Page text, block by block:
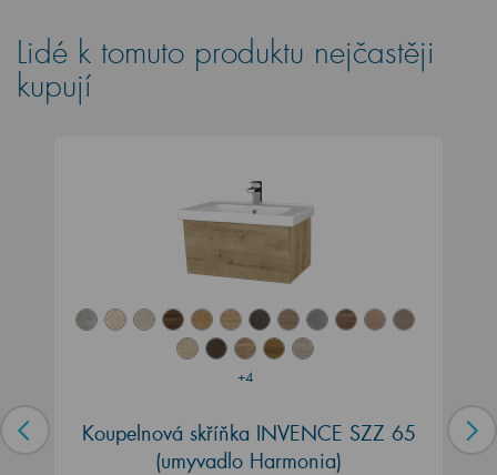
Lidé k tomuto produktu nejčastěji
kupují
+4
Koupelnová skříňka INVENCE SZZ 65
(umyvadlo Harmonia)